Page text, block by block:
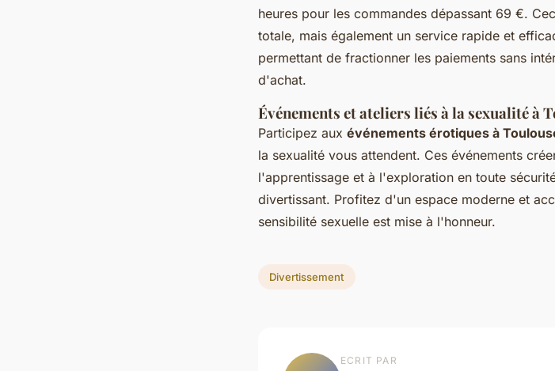
heures pour les commandes dépassant 69 €.
totale, mais également un service rapide et
permettant de fractionner les paiements sans
d'achat.
Événements et ateliers liés à la sexualité à
Participez aux événements érotiques à
la sexualité vous attendent. Ces événements
l'apprentissage et à l'exploration en toute
divertissant. Profitez d'un espace moderne et
sensibilité sexuelle est mise à l'honneur.
Divertissement
ECRIT PAR